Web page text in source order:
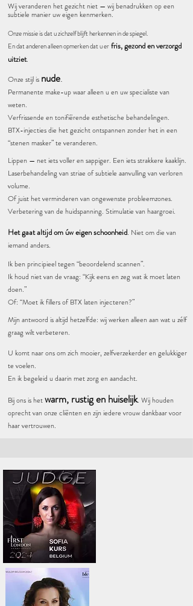
Wij veranderen het gezicht niet — wij benadrukken op een
subtiele manier uw eigen kenmerken.
Onze missie is dat u zichzelf blijft herkennen in de spiegel.
En dat anderen alleen opmerken dat u erfris, gezond en verzorgd
uitziet.
Onze stijl is nude.
Permanente make-up waar alleen u en uw specialiste van
weten.
Verfrissende en tonifiërende esthetische behandelingen.
BTX-injecties die het gezicht ontspannen zonder het in een
“stenen masker” te veranderen.
Lippen — net iets voller en sappiger. Een iets strakkere kaaklijn.
Laserbehandeling van striae of subtiele aanvulling van verloren
volume.
Of juist het verminderen van ongewenste probleemzones.
Verbetering van de huidspanning. Stimulatie van haargroei.
Het gaat altijd om úw eigen schoonheid. Niet om die van
iemand anders.
Ik ben principieel tegen “beoordelend scannen”.
Ik houd niet van de vraag: “Kijk eens en zeg wat ik moet laten
doen.”
Of: “Moet ik fillers of BTX laten injecteren?”
Mijn antwoord is altijd hetzelfde: wij werken alleen aan wat u zélf
graag wilt verbeteren.
U komt naar ons om zich mooier, zelfverzekerder en gelukkiger
te voelen.
En ik begeleid u daarin met zorg en aandacht.
Bij ons is hetwarm, rustig en huiselijk. Wij houden
oprecht van onze cliënten en zijn iedere vrouw dankbaar voor
haar vertrouwen.